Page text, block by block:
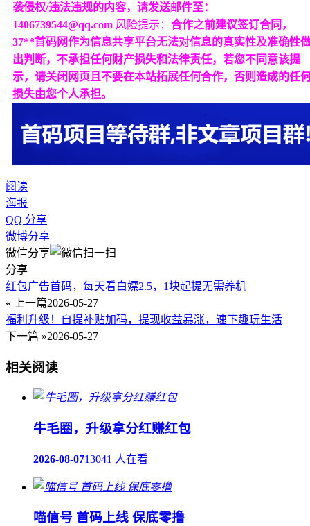
袭侵权/违法违规的内容，请发送邮件至：
1406739544@qq.com 风险提示： 合作之前建议签订合同，
37**首码网作为信息共享平台无法对信息的真实性及准确性
出判断，不承担任何财产损失和法律责任，若您不同意该提
示，请关闭网页且不要在本站拓展任何合作，否则造成的任
损失由您个人承担。
阅读
海报
QQ 分享
微博分享
微信分享
分享
红包广告首码，每天看白嫖2.5，1块起提无需养机
« 上一篇2026-05-27
福利升级！自提补贴加码，提现收益暴涨，速下趣玩生活
下一篇 »2026-05-27
相关阅读
牛毛圈，升级拿分红赚红包
2026-08-0713041 人在看
喵信号 首码上线 保底零撸